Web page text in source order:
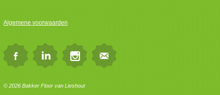
Algemene voorwaarden
© 2026 Bakker Floor van Lieshout